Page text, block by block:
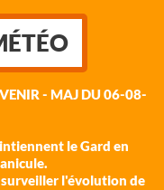
- MAJ DU 06-08-
le Gard en
l'évolution de